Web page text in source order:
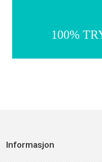
100%
Informasjon